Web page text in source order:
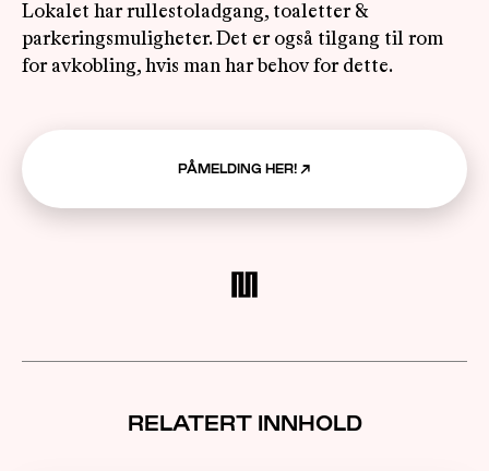
Lokalet har rullestoladgang, toaletter &
parkeringsmuligheter. Det er også tilgang til rom
for avkobling, hvis man har behov for dette.
PÅMELDING HER! ↗
RELATERT INNHOLD